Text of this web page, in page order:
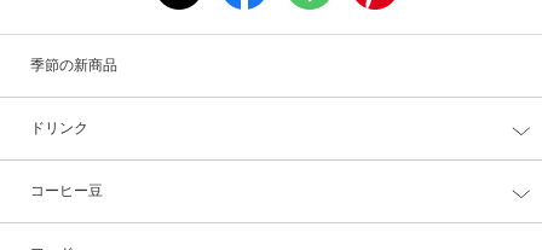
季節の新商品
ドリンク
コーヒー豆